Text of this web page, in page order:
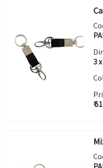
3
₹